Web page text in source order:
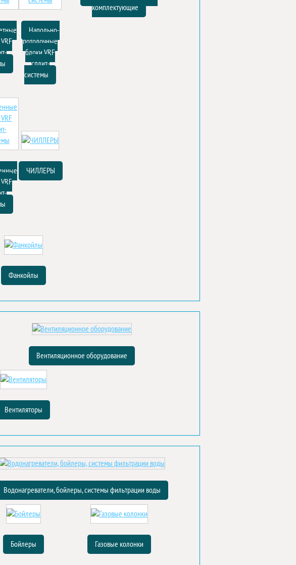
Напольно-
потолочные
блоки VRF
сплит-
системы
ЧИЛЛЕРЫ
комплектующие
Фанкойлы
Вентиляционное оборудование
Вентиляторы
Водонагреватели, бойлеры, системы фильтрации воды
Бойлеры Газовые колонки